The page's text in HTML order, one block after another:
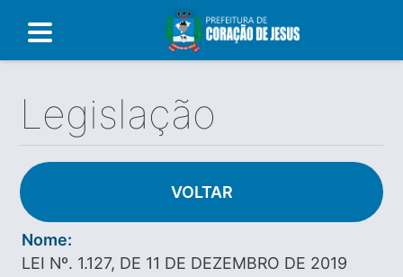
Legislação
VOLTAR
Nome:
LEI Nº. 1.127, DE 11 DE DEZEMBRO DE 2019